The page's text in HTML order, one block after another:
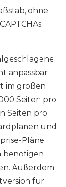
ohne
anpassbar
im großen
Seiten pro
Seiten pro
und
Pläne
benötigen
Außerdem
für